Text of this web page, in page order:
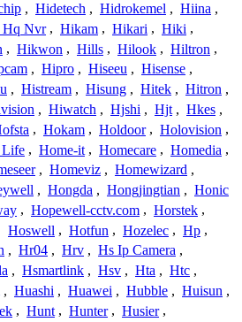
, Hidetech , Hidrokemel , Hiina ,
Hq Nvr , Hikam , Hikari , Hiki ,
, Hikwon , Hills , Hilook , Hiltron ,
, Hipro , Hiseeu , Hisense ,
, Histream , Hisung , Hitek , Hitron ,
, Hiwatch , Hjshi , Hjt , Hkes ,
, Hokam , Holdoor , Holovision ,
Life , Home-it , Homecare , Homedia ,
, Homeviz , Homewizard ,
, Hongda , Hongjingtian , Honic
, Hopewell-cctv.com , Horstek ,
Hoswell , Hotfun , Hozelec , Hp ,
, Hr04 , Hrv , Hs Ip Camera ,
, Hsmartlink , Hsv , Hta , Htc ,
, Huashi , Huawei , Hubble , Huisun ,
, Hunt , Hunter , Husier ,